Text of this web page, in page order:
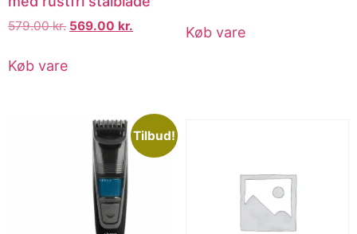
579.00kr. 569.00 kr.
Køb vare
Køb vare
Tilbud!